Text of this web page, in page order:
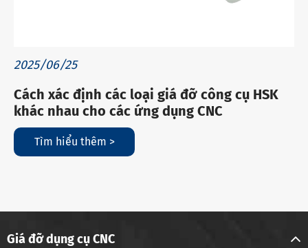
2025/06/25
Cách xác định các loại giá đỡ công cụ HSK
khác nhau cho các ứng dụng CNC
Tìm hiểu thêm >
Giá đỡ dụng cụ CNC